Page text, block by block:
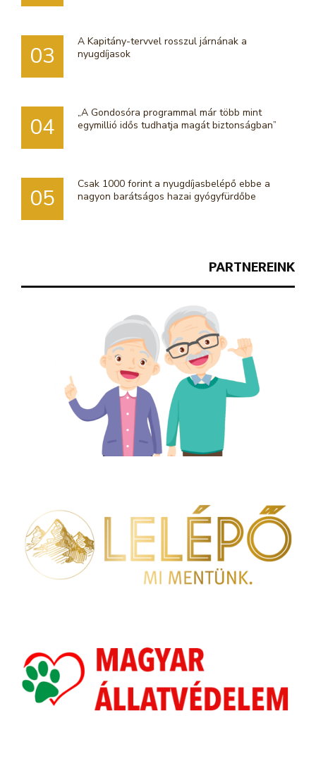
PARTNEREINK
03
A Kapitány-tervvel rosszul járnának a
nyugdíjasok
04
„A Gondosóra programmal már több mint
egymillió idős tudhatja magát biztonságban”
05
Csak 1000 forint a nyugdíjasbelépő ebbe a
nagyon barátságos hazai gyógyfürdőbe